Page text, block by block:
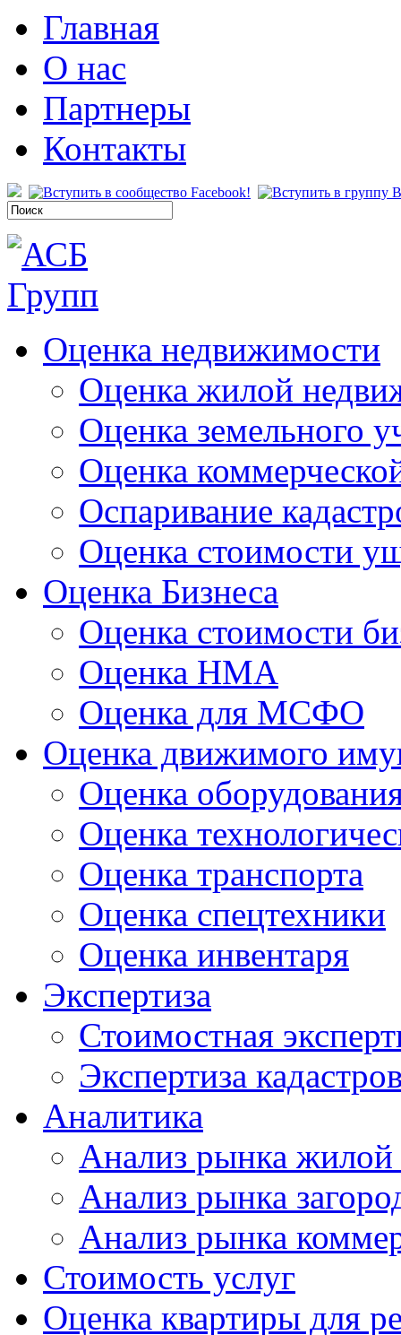
Главная
О нас
Партнеры
Контакты
Оценка недвижимости
Оценка жилой
Оценка земельного
Оценка
Оспаривание
Оценка стоимости
Оценка Бизнеса
Оценка стоимости
Оценка НМА
Оценка для МСФО
Оценка движимого
Оценка
Оценка
Оценка транспорта
Оценка спецтехники
Оценка инвентаря
Экспертиза
Стоимостная
Экспертиза
Аналитика
Анализ рынка
Анализ рынка
Анализ рынка
Стоимость услуг
Оценка квартиры для